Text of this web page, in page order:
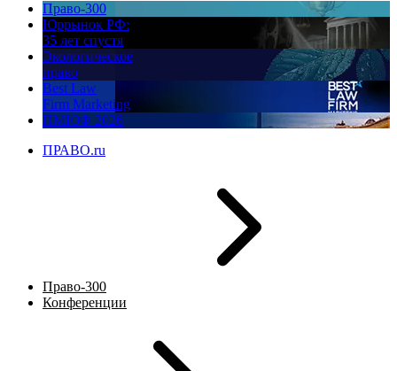
Право-300
Юррынок РФ:
35 лет спустя
Экологическое
право
Best Law
Firm Marketing
ПМЮФ 2026
ПРАВО.ru
Право-300
Конференции